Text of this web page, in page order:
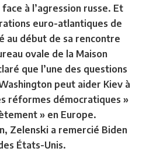
à l’agression russe. Et
euro-atlantiques de
au début de sa rencontre
ovale de la Maison
que l’une des questions
peut aider Kiev à
réformes démocratiques »
» en Europe.
Zelenski a remercié Biden
États-Unis.